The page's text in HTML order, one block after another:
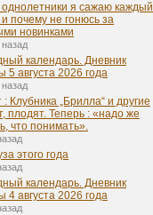
однолетники я сажаю каждый
почему не гонюсь за
новинками
календарь. Дневник
5 августа 2026 года
: Клубника „Брилла“ и другие
плодят. Теперь : «надо же
что понимать».
этого года
календарь. Дневник
4 августа 2026 года